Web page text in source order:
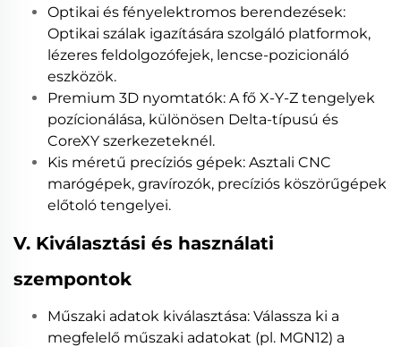
Optikai és fényelektromos berendezések:
Optikai szálak igazítására szolgáló platformok,
lézeres feldolgozófejek, lencse-pozicionáló
eszközök.
Premium 3D nyomtatók: A fő X-Y-Z tengelyek
pozícionálása, különösen Delta-típusú és
CoreXY szerkezeteknél.
Kis méretű precíziós gépek: Asztali CNC
marógépek, gravírozók, precíziós köszörűgépek
előtoló tengelyei.
V. Kiválasztási és használati
szempontok
Műszaki adatok kiválasztása: Válassza ki a
megfelelő műszaki adatokat (pl. MGN12) a